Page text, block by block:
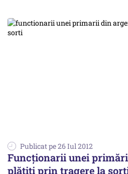
Publicat pe 26 Iul 2012
Funcţionarii unei
plătiţi prin tragere la